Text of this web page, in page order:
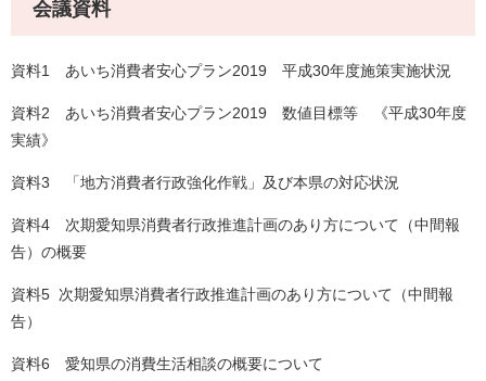
会議資料
資料1 あいち消費者安心プラン2019 平成30年度施策実施状況
資料2 あいち消費者安心プラン2019 数値目標等 《平成30年度
実績》
資料3 「地方消費者行政強化作戦」及び本県の対応状況
資料4 次期愛知県消費者行政推進計画のあり方について（中間報
告）の概要
資料5 次期愛知県消費者行政推進計画のあり方について（中間報
告）
資料6 愛知県の消費生活相談の概要について